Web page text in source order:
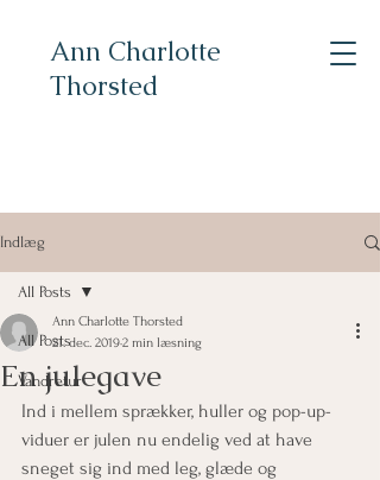
Ann Charlotte
Thorsted
Indlæg
All Posts
Vandretur
All Posts
En julegave
Ann Charlotte Thorsted
21. dec. 20192 min læsning
Ind i mellem sprækker, huller og pop-up-
viduer er julen nu endelig ved at have
sneget sig ind med leg, glæde og